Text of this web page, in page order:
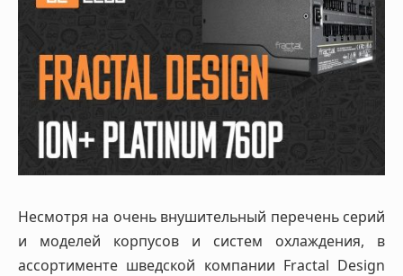
Несмотря на очень внушительный перечень серий
и моделей корпусов и систем охлаждения, в
ассортименте шведской компании Fractal Design